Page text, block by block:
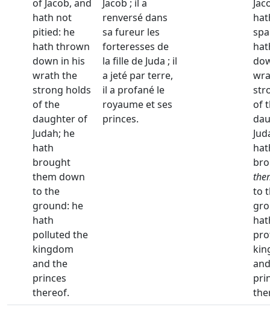
of Jacob, and
hath not
pitied: he
hath thrown
down in his
wrath the
strong holds
of the
daughter of
Judah; he
hath
brought
them down
to the
ground: he
hath
polluted the
kingdom
and the
princes
thereof.
Jacob ; il a
renversé dans
sa fureur les
forteresses de
la fille de Juda ; il
a jeté par terre,
il a profané le
royaume et ses
princes.
of
to